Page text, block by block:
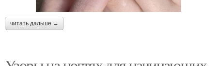
читать дальше →